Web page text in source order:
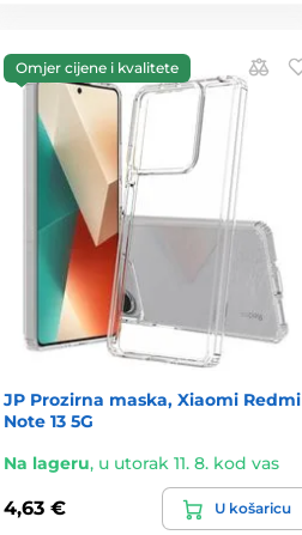
Omjer cijene i kvalitete
JP Prozirna maska, Xiaomi Redmi
Note 13 5G
Na lageru, u utorak 11. 8. kod vas
4,63 € U košaricu